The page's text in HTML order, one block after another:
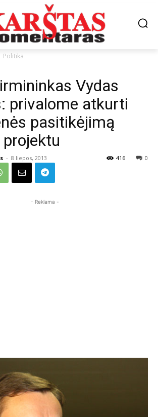
Politika
Vydas
privalome atkurti
pasitikėjimą
- 8 liepos, 2013 0
416
- Reklama -